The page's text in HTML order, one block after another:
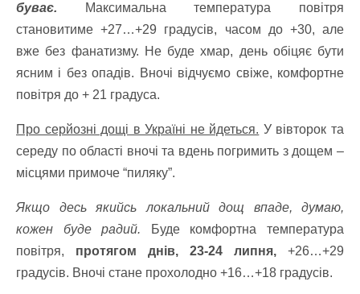
буває.
Максимальна температура повітря
становитиме +27…+29 градусів, часом до +30, але
вже без фанатизму. Не буде хмар, день обіцяє бути
ясним і без опадів. Вночі відчуємо свіже, комфортне
повітря до + 21 градуса.
Про серйозні дощі в Україні не йдеться. У вівторок та
середу по області вночі та вдень погримить з дощем –
місцями примоче “пиляку”.
Якщо десь якийсь локальний дощ впаде, думаю,
кожен буде радий. Буде комфортна температура
повітря, протягом днів, 23-24 липня, +26…+29
градусів. Вночі стане прохолодно +16…+18 градусів.